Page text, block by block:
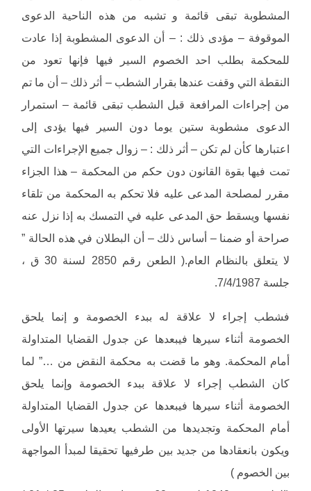
المشطوبة تبقى قائمة و تشبه من هذه الناحية الدعوى
الموقوفة – مؤدى ذلك : – أن الدعوى المشطوبة إذا عادت
للمحكمة بطلب احد الخصوم السير فيها فإنها تعود من
النقطة التي وقفت عندها بقرار الشطب – أثر ذلك – أن ما تم
من إجراءات المرافعة قبل الشطب تبقى قائمة – استمرار
الدعوى مشطوبة ستين يوما دون السير فيها يؤدى إلى
اعتبارها كأن لم تكن – أثر ذلك : – زوال جميع الإجراءات التي
تمت فيها بقوة القانون دون حكم من المحكمة – هذا الجزاء
مقرر لمصلحة المدعى عليه فلا تحكم به المحكمة من تلقاء
نفسها ويسقط حق المدعى عليه في التمسك به إذا نزل عنه
صراحة أو ضمنا – أساس ذلك – أن البطلان في هذه الحالة ”
لا يتعلق بالنظام العام.( الطعن رقم 2850 لسنة 30 ق ،
جلسة 7/4/1987.
فشطب إجراء لا علاقة له ببدء الخصومة و إنما يلحق
الخصومة أثناء سيرها فيبعدها عن جدول القضايا المتداولة
أمام المحكمة. وهو ما قضت به محكمة النقض من …” لما
كان الشطب إجراء لا علاقة ببدء الخصومة وإنما يلحق
الخصومة أثناء سيرها فيبعدها عن جدول القضايا المتداولة
أمام المحكمة وتجديدها من الشطب يعيدها سيرتها الأولى
ويكون بانعقادها من جديد بين طرفيها تحقيقا لمبدأ المواجهة
بين الخصوم )